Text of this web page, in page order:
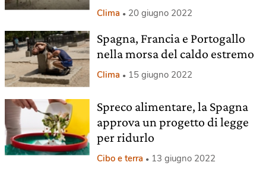
Clima 20 giugno 2022
Spagna, Francia e Portogallo
nella morsa del caldo estremo
Clima 15 giugno 2022
Spreco alimentare, la Spagna
approva un progetto di legge
per ridurlo
Cibo e terra 13 giugno 2022